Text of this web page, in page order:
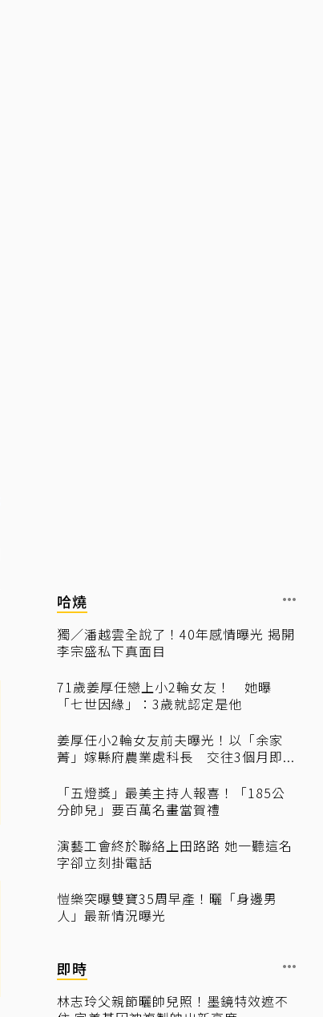
哈燒
獨／潘越雲全說了！40年感情曝光 揭開
李宗盛私下真面目
71歲姜厚任戀上小2輪女友！ 她曝
「七世因緣」：3歲就認定是他
姜厚任小2輪女友前夫曝光！以「余家
菁」嫁縣府農業處科長 交往3個月即...
「五燈獎」最美主持人報喜！「185公
分帥兒」要百萬名畫當賀禮
演藝工會終於聯絡上田路路 她一聽這名
字卻立刻掛電話
愷樂突曝雙寶35周早產！曬「身邊男
人」最新情況曝光
即時
林志玲父親節曬帥兒照！墨鏡特效遮不